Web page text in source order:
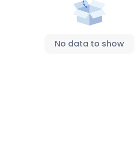
No data to show